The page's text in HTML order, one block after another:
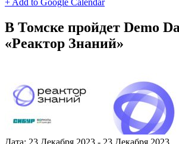
В Томске пройдет Demo
«Реактор Знаний»
Дата: 23 Декабря 2023 - 23 Декабря 2023